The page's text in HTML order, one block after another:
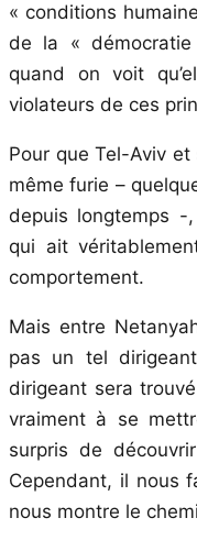
« conditions
de la «
quand on voit
violateurs de ces
Pour que Tel-Aviv
même furie –
depuis longtemps -
qui ait
comportement.
Mais entre
pas un tel
dirigeant sera
vraiment à se
surpris de
Cependant, il nous
nous montre le